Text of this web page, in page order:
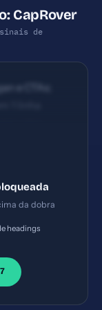
CapRover
de
e CTAs;
claras; uso
de
da dobra
headings